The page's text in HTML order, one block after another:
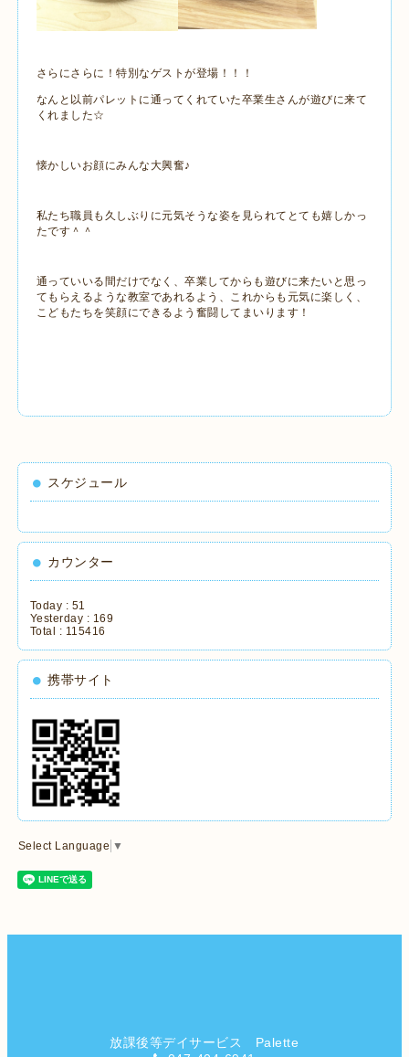
さらにさらに！特別なゲストが登場！！！
なんと以前パレットに通ってくれていた卒業生さんが遊びに来て
くれました☆
懐かしいお顔にみんな大興奮♪
私たち職員も久しぶりに元気そうな姿を見られてとても嬉しかっ
たです＾＾
通っていいる間だけでなく、卒業してからも遊びに来たいと思っ
てもらえるような教室であれるよう、これからも元気に楽しく、
こどもたちを笑顔にできるよう奮闘してまいります！
スケジュール
カウンター
Today : 51
Yesterday : 169
Total : 115416
携帯サイト
Select Language ▼
放課後等デイサービス Palette